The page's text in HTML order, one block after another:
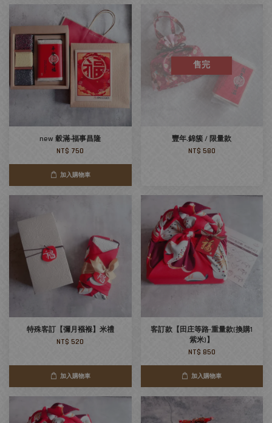
new 穀滿‧福事昌隆
NT$ 750
加入購物車
售完
豐年.錦簇 / 限量款
NT$ 580
特殊客訂【彌月襁褓】米禮
NT$ 520
加入購物車
客訂款【田庄等路-重量款(換購1
紫米)】
NT$ 850
加入購物車